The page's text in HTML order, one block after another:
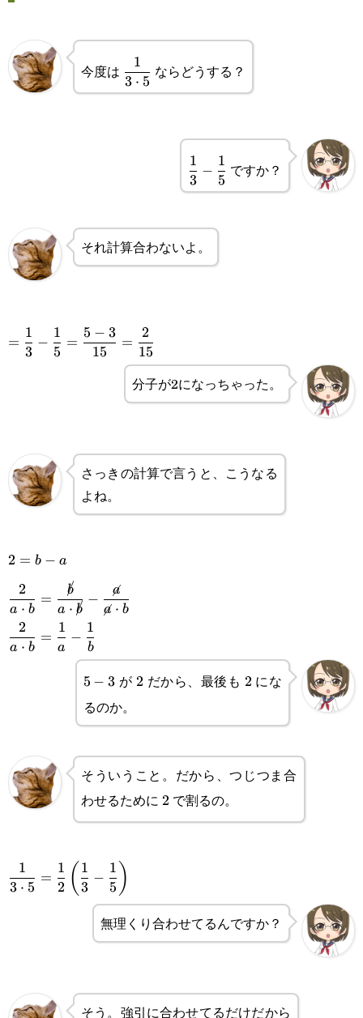
今度は
\displaystyle\frac{1}
{3\cdot5}
3 ⋅ 5
1 ならどうする？
\displaystyle\frac{1}
{3}-\frac{1}{5}
3
1
−
5
1 ですか？
それ計算合わないよ。
\displaystyle=\frac{1}
{3}-\frac{1}
=
3
1
−
5
1
=
15
5 − 3
=
15
2
分子が2になっちゃった。
さっきの計算で言うと、こうなる
よね。
2=b-
2 = b − a
\displaystyle\frac{2}
{a\cdot
b}=\frac{\cancel{b}}
{a\cdot \cancel{b}}-
\frac{\cancel{a}}
{\cancel{a}\cdot b}
a ⋅ b
2
=
a ⋅ b
b
−
a ⋅ b
a
\displaystyle\frac{2}
{a\cdot b}=\frac{1}
{a}-\frac{1}{b}
a ⋅ b
2
=
a
1
−
b
1
5-
3
5 − 3 が 2
2 だから、最後も 2
2 にな
るのか。
そういうこと。だから、つじつま合
わせるために 2
2 で割るの。
\displaystyle
\frac{1}{3\cdot
{5}\right)
3 ⋅ 5
1
=
2
1 ( 3
1
−
5
1 )
無理くり合わせてるんですか？
そう。強引に合わせてるだけだから